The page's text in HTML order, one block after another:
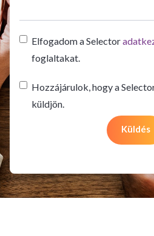
Elfogadom a Selector
foglaltakat.
Hozzájárulok, hogy a
küldjön.